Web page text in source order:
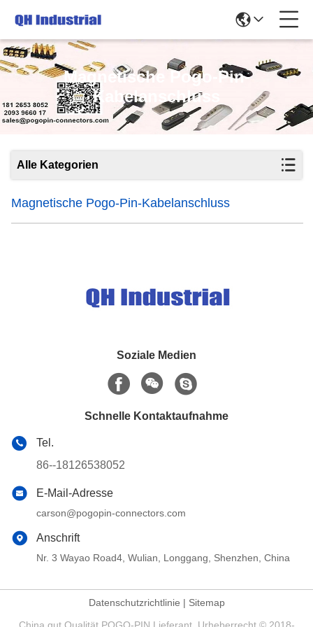
Magnetische Pogo-Pin-
Kabelanschluss
Alle Kategorien
Magnetische Pogo-Pin-Kabelanschluss
Soziale Medien
Schnelle Kontaktaufnahme
Tel.
86--18126538052
E-Mail-Adresse
carson@pogopin-connectors.com
Anschrift
Nr. 3 Wayao Road4, Wulian, Longgang, Shenzhen, China
Datenschutzrichtlinie | Sitemap